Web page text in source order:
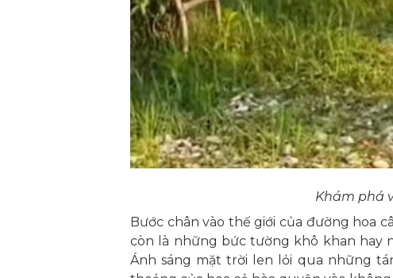
Khám phá
Bước chân vào thế giới của đường hoa
còn là những bức tường khô khan hay
Ánh sáng mặt trời len lỏi qua những